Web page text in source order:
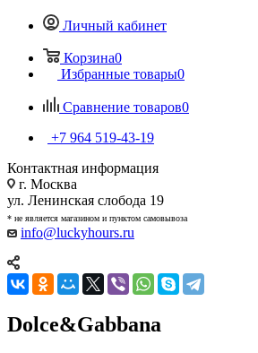
Личный кабинет
Корзина0
Избранные товары0
Сравнение товаров0
+7 964 519-43-19
Контактная информация
г. Москва
ул. Ленинская слобода 19
* не является магазином и пунктом самовывоза
info@luckyhours.ru
Dolce&Gabbana